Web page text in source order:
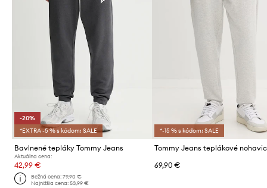
-20%
*EXTRA -5 % s kódom: SALE
Bavlnené tepláky Tommy Jeans
Aktuálna cena:
42,99 €
Bežná cena:79,90 €
Najnižšia cena:53,99 €
*-15 % s kódom: SALE
69,90 €